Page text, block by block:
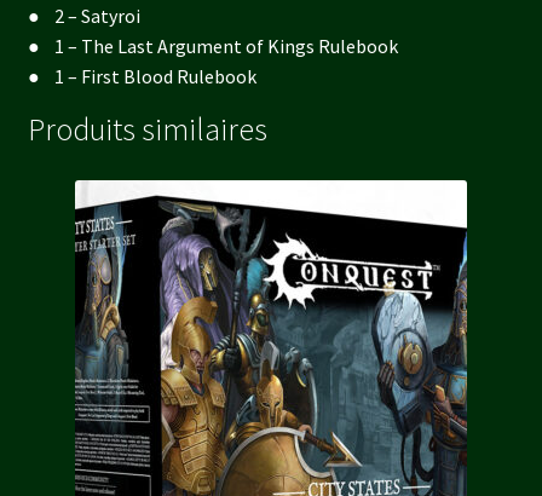
● 2 – Satyroi
● 1 – The Last Argument of Kings Rulebook
● 1 – First Blood Rulebook
Produits similaires